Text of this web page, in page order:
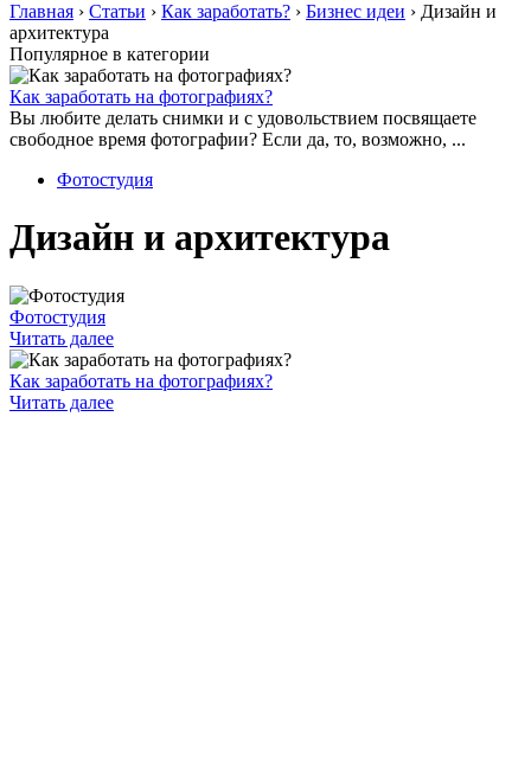
Главная › Статьи › Как заработать? › Бизнес идеи › Дизайн и
архитектура
Популярное в категории
Как заработать на фотографиях?
Вы любите делать снимки и с удовольствием посвящаете
свободное время фотографии? Если да, то, возможно, ...
Фотостудия
Дизайн и архитектура
Фотостудия
Читать далее
Как заработать на фотографиях?
Читать далее